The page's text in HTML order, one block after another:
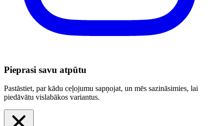
Pieprasi savu atpūtu
Pastāstiet, par kādu ceļojumu sapņojat, un mēs sazināsimies, lai
piedāvātu vislabākos variantus.